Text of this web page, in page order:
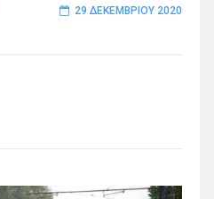
29 ΔΕΚΕΜΒΡΊΟΥ 2020